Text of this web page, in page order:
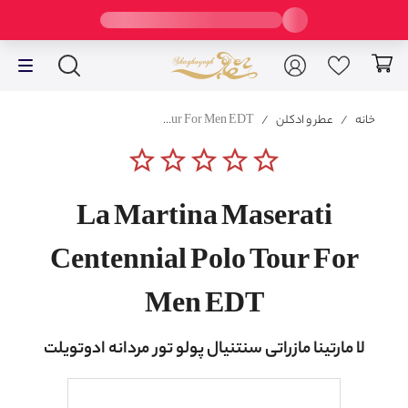
خانه / عطر و ادکلن /
La Martina Maserati Centennial Polo Tour For Men EDT
star_borderstar_borderstar_borderstar_borderstar_border
La Martina Maserati
Centennial Polo Tour For
Men EDT
لا مارتینا مازراتی سنتنیال پولو تور مردانه ادوتویلت